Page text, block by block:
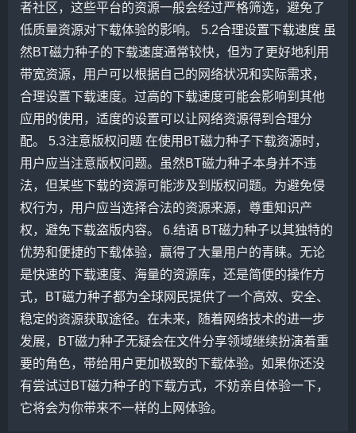
者社区，这些平台的资源一般会经过严格筛选，避免了
低质量资源对下载体验的影响。 5.2合理设置下载速度 虽
然BT磁力种子的下载速度通常较快，但为了更好地利用
带宽资源，用户可以根据自己的网络状况和实际需求，
合理设置下载速度。过高的下载速度可能会影响到其他
应用的使用，适度的设置可以让网络资源得到合理分
配。 5.3注意版权问题 在使用BT磁力种子下载资源时，
用户应当注意版权问题。虽然BT磁力种子本身并不违
法，但某些下载的资源可能涉及到版权问题。为避免侵
权行为，用户应当选择合法的资源来源，尊重知识产
权，避免下载盗版内容。 6.结语 BT磁力种子以其独特的
优势和便捷的下载体验，赢得了大量用户的青睐。无论
是快速的下载速度、海量的资源库，还是简便的操作方
式，BT磁力种子都为全球网民提供了一个高效、安全、
稳定的资源获取途径。在未来，随着网络技术的进一步
发展，BT磁力种子无疑会在文件分享领域继续扮演着重
要的角色，带给用户更加极致的下载体验。如果你还没
有尝试过BT磁力种子的下载方式，不妨亲自体验一下，
它将会为你带来不一样的上网体验。